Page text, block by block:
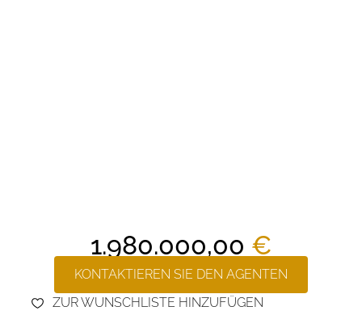
1.980.000,00 €
KONTAKTIEREN SIE DEN AGENTEN
ZUR WUNSCHLISTE HINZUFÜGEN